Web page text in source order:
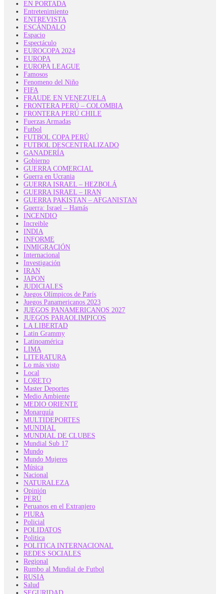
EN PORTADA
Entretenimiento
ENTREVISTA
ESCÁNDALO
Espacio
Espectáculo
EUROCOPA 2024
EUROPA
EUROPA LEAGUE
Famosos
Fenomeno del Niño
FIFA
FRAUDE EN VENEZUELA
FRONTERA PERÚ – COLOMBIA
FRONTERA PERÚ CHILE
Fuerzas Armadas
Futbol
FUTBOL COPA PERÚ
FUTBOL DESCENTRALIZADO
GANADERÍA
Gobierno
GUERRA COMERCIAL
Guerra en Ucrania
GUERRA ISRAEL – HEZBOLÁ
GUERRA ISRAEL – IRAN
GUERRA PAKISTAN – AFGANISTAN
Guerra: Israel – Hamás
INCENDIO
Increible
INDIA
INFORME
INMIGRACIÓN
Internacional
Investigación
IRAN
JAPON
JUDICIALES
Juegos Olímpicos de París
Juegos Panamericanos 2023
JUEGOS PANAMERICANOS 2027
JUEGOS PARAOLIMPICOS
LA LIBERTAD
Latin Grammy
Latinoamérica
LIMA
LITERATURA
Lo más visto
Local
LORETO
Master Deportes
Medio Ambiente
MEDIO ORIENTE
Monarquía
MULTIDEPORTES
MUNDIAL
MUNDIAL DE CLUBES
Mundial Sub 17
Mundo
Mundo Mujeres
Música
Nacional
NATURALEZA
Opinión
PERÚ
Peruanos en el Extranjero
PIURA
Policial
POLIDATOS
Politica
POLITICA INTERNACIONAL
REDES SOCIALES
Regional
Rumbo al Mundial de Futbol
RUSIA
Salud